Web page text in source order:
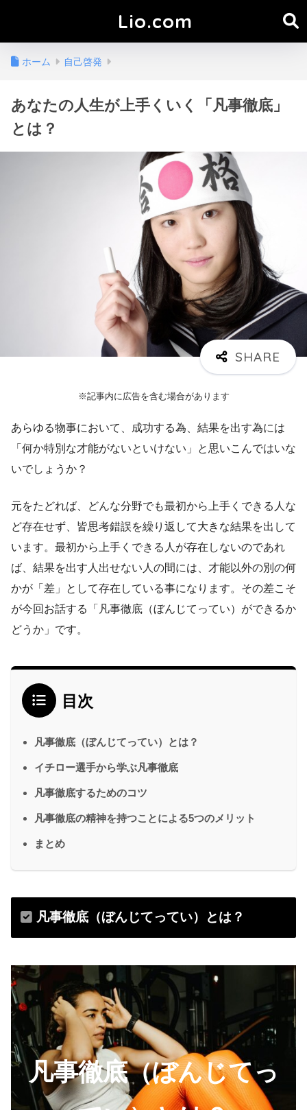
Lio.com
ホーム 自己啓発
あなたの人生が上手くいく「凡事徹底」
とは？
※記事内に広告を含む場合があります
あらゆる物事において、成功する為、結果を出す為には
「何か特別な才能がないといけない」と思いこんではいな
いでしょうか？
元をたどれば、どんな分野でも最初から上手くできる人な
ど存在せず、皆思考錯誤を繰り返して大きな結果を出して
います。最初から上手くできる人が存在しないのであれ
ば、結果を出す人出せない人の間には、才能以外の別の何
かが「差」として存在している事になります。その差こそ
が今回お話する「凡事徹底（ぼんじてってい）ができるか
どうか」です。
目次
凡事徹底（ぼんじてってい）とは？
イチロー選手から学ぶ凡事徹底
凡事徹底するためのコツ
凡事徹底の精神を持つことによる5つのメリット
まとめ
凡事徹底（ぼんじてってい）とは？
凡事徹底（ぼんじてっ